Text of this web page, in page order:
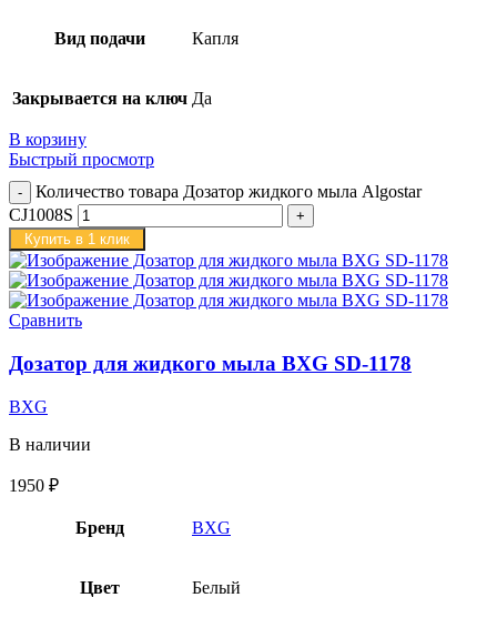
Вид подачи Капля
Закрывается на ключ Да
В корзину
Быстрый просмотр
Количество товара Дозатор жидкого мыла Algostar
CJ1008S
Купить в 1 клик
Сравнить
Дозатор для жидкого мыла BXG SD-1178
BXG
В наличии
1950 ₽
Бренд BXG
Цвет Белый